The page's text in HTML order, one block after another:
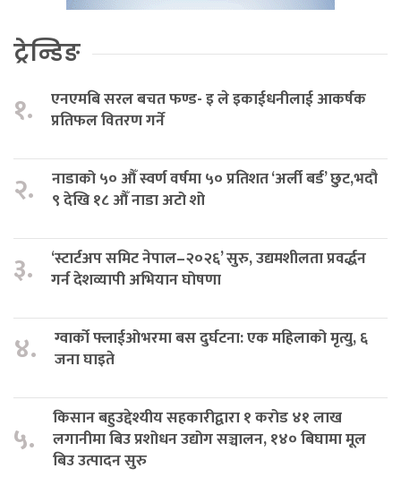
ट्रेन्डिङ
१.
एनएमबि सरल बचत फण्ड- इ ले इकाईधनीलाई आकर्षक
प्रतिफल वितरण गर्ने
२.
नाडाको ५० औँ स्वर्ण वर्षमा ५० प्रतिशत ‘अर्ली बर्ड’ छुट,भदौ
९ देखि १८ औँ नाडा अटो शो
३.
‘स्टार्टअप समिट नेपाल–२०२६’ सुरु, उद्यमशीलता प्रवर्द्धन
गर्न देशव्यापी अभियान घोषणा
४.
ग्वार्को फ्लाईओभरमा बस दुर्घटना: एक महिलाको मृत्यु, ६
जना घाइते
५.
किसान बहुउद्देश्यीय सहकारीद्वारा १ करोड ४१ लाख
लगानीमा बिउ प्रशोधन उद्योग सञ्चालन, १४० बिघामा मूल
बिउ उत्पादन सुरु